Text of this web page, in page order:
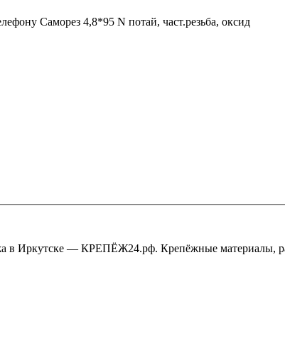
Саморез 4,8*95 N потай, част.резьба, оксид
в Иркутске — КРЕПЁЖ24.рф. Крепёжные материалы,